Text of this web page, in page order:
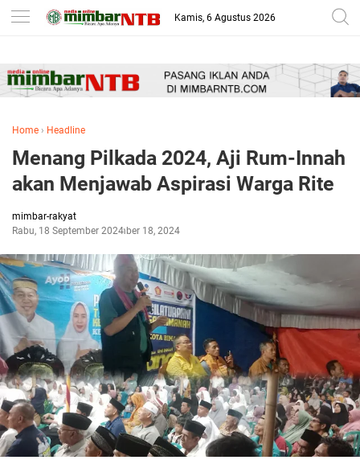
-->
Kamis, 6 Agustus 2026
Home › Headline
Menang Pilkada 2024, Aji Rum-Innah
akan Menjawab Aspirasi Warga Rite
mimbar-rakyat
Rabu, 18 September 2024September 18, 2024